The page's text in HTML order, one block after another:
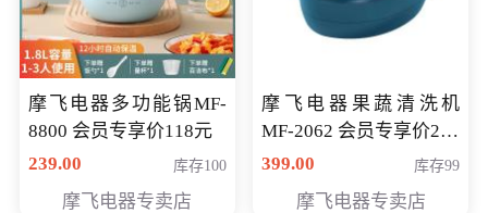
摩飞电器多功能锅MF-
8800 会员专享价118元
239.00
库存100
摩飞电器专卖店
摩飞电器果蔬清洗机
MF-2062 会员专享价268
元
399.00 库存99
摩飞电器专卖店